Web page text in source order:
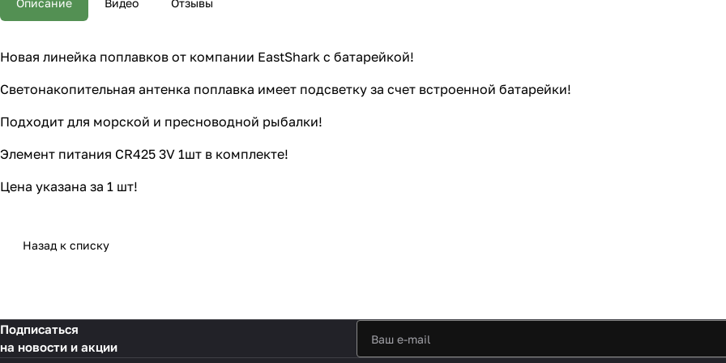
Описание Видео Отзывы
Новая линейка поплавков от компании EastShark с батарейкой!
Светонакопительная антенка поплавка имеет подсветку за счет встроенной батарейки!
Подходит для морской и пресноводной рыбалки!
Элемент питания CR425 3V 1шт в комплекте!
Цена указана за 1 шт!
Назад к списку
Подписаться
на новости и акции